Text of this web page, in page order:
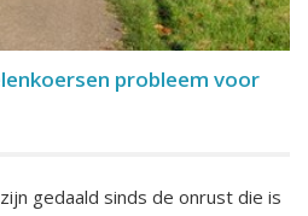
probleem voor
gedaald sinds de onrust die is